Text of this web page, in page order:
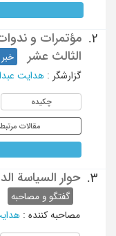
2.
مؤتمرات و ندوات
الثالث عشر
گزارشگر : هدایت
چکیده
مقالات مرتبط
3. حوار السیاسة
گفتگو و مصاحبه
مصاحبه کننده :